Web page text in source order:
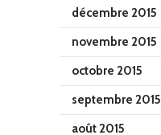
décembre 2015
novembre 2015
octobre 2015
septembre 2015
août 2015